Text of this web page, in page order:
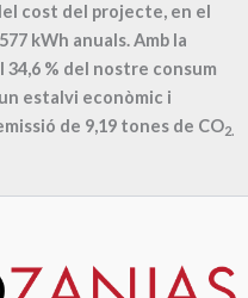
cost del projecte, en el
kWh anuals. Amb la
34,6 % del nostre consum
estalvi econòmic i
de 9,19 tones de CO2.